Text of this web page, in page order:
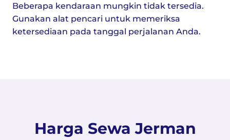
Beberapa kendaraan mungkin tidak tersedia.
Gunakan alat pencari untuk memeriksa
ketersediaan pada tanggal perjalanan Anda.
Harga Sewa Jerman